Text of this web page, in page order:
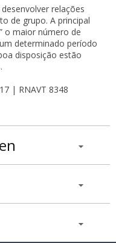
relações
de grupo. A principal
o maior número de
determinado período
disposição estão
| RNAVT 8348